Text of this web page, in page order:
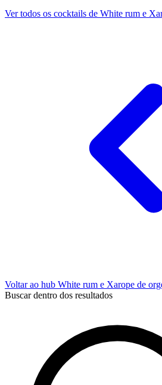
Ver todos os cocktails de White rum e
Voltar ao hub White rum e Xarope de
Buscar dentro dos resultados